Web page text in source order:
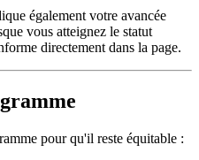
également votre avancée
vous atteignez le statut
directement dans la page.
pour qu'il reste équitable :